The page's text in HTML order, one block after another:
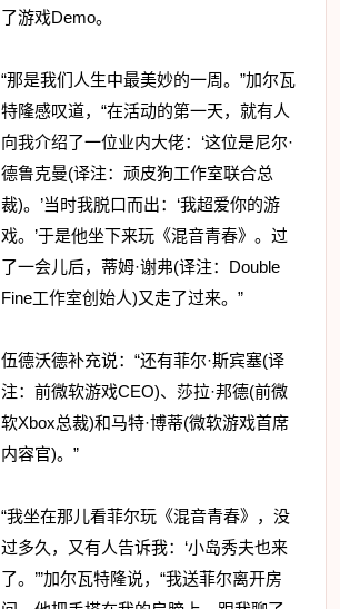
了游戏Demo。
“那是我们人生中最美妙的一周。”加尔瓦
特隆感叹道，“在活动的第一天，就有人
向我介绍了一位业内大佬：‘这位是尼尔·
德鲁克曼(译注：顽皮狗工作室联合总
裁)。’当时我脱口而出：‘我超爱你的游
戏。’于是他坐下来玩《混音青春》。过
了一会儿后，蒂姆·谢弗(译注：Double
Fine工作室创始人)又走了过来。”
伍德沃德补充说：“还有菲尔·斯宾塞(译
注：前微软游戏CEO)、莎拉·邦德(前微
软Xbox总裁)和马特·博蒂(微软游戏首席
内容官)。”
“我坐在那儿看菲尔玩《混音青春》，没
过多久，又有人告诉我：‘小岛秀夫也来
了。’”加尔瓦特隆说，“我送菲尔离开房